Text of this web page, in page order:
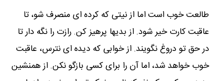
طالعت خوب است اما از نیتی که کرده ای منصرف شو، تا
عاقبت کارت خیر شود. از بدیها پرهیز کن. رازت را نگه دار تا
در حق تو دروغ نگویند. از خوابی که دیده ای نترس، عاقبت
خوب خواهد شد، اما آن را برای کسی بازگو نکن. از همنشین